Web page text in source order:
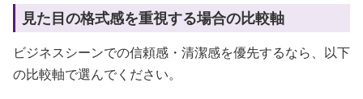
見た目の格式感を重視する場合の比較軸
ビジネスシーンでの信頼感・清潔感を優先するなら、以下
の比較軸で選んでください。